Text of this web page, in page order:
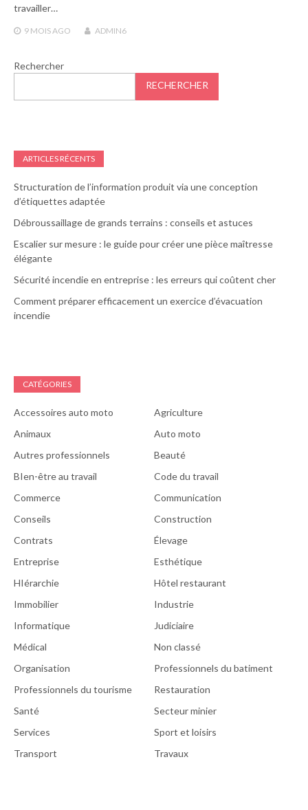
travailler…
9 MOIS AGO ADMIN6
Rechercher
RECHERCHER
ARTICLES RÉCENTS
Structuration de l’information produit via une conception
d’étiquettes adaptée
Débroussaillage de grands terrains : conseils et astuces
Escalier sur mesure : le guide pour créer une pièce maîtresse
élégante
Sécurité incendie en entreprise : les erreurs qui coûtent cher
Comment préparer efficacement un exercice d’évacuation
incendie
CATÉGORIES
Accessoires auto moto
Agriculture
Animaux
Auto moto
Autres professionnels
Beauté
BIen-être au travail
Code du travail
Commerce
Communication
Conseils
Construction
Contrats
Élevage
Entreprise
Esthétique
HIérarchie
Hôtel restaurant
Immobilier
Industrie
Informatique
Judiciaire
Médical
Non classé
Organisation
Professionnels du batiment
Professionnels du tourisme
Restauration
Santé
Secteur minier
Services
Sport et loisirs
Transport
Travaux